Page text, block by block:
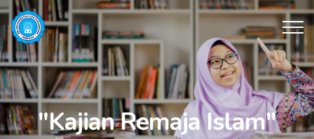
"Kajian Remaja Islam"